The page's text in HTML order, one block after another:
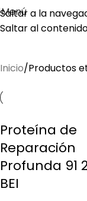
Saltar a la
Saltar al
Menú
Inicio Productos
Proteína de
Reparación
Profunda 91
BEI